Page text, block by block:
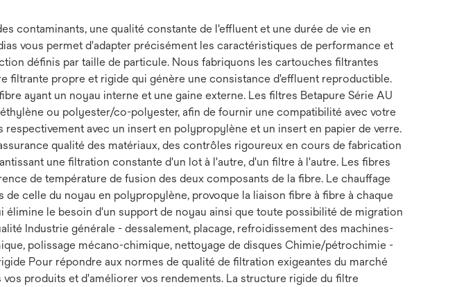
contaminants, une qualité constante de l'effluent et une durée de vie en
vous permet d'adapter précisément les caractéristiques de performance et
définis par taille de particule. Nous fabriquons les cartouches filtrantes
filtrante propre et rigide qui génère une consistance d'effluent reproductible.
ayant un noyau interne et une gaine externe. Les filtres Betapure Série AU
ou polyester/co-polyester, afin de fournir une compatibilité avec votre
avec un insert en polypropylène et un insert en papier de verre.
qualité des matériaux, des contrôles rigoureux en cours de fabrication
une filtration constante d'un lot à l'autre, d'un filtre à l'autre. Les fibres
de température de fusion des deux composants de la fibre. Le chauffage
celle du noyau en polypropylène, provoque la liaison fibre à fibre à chaque
le besoin d'un support de noyau ainsi que toute possibilité de migration
Industrie générale - dessalement, placage, refroidissement des machines-
polissage mécano-chimique, nettoyage de disques Chimie/pétrochimie -
Pour répondre aux normes de qualité de filtration exigeantes du marché
produits et d'améliorer vos rendements. La structure rigide du filtre